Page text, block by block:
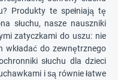
Produkty te spełniają tę
słuchu, nasze nauszniki
zatyczkami do uszu: nie
do zewnętrznego
słuchu dla dzieci
i są równie łatwe